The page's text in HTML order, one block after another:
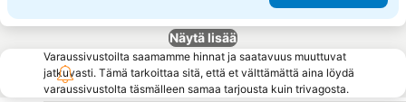
Näytä lisää
Varaussivustoilta saamamme hinnat ja saatavuus muuttuvat
jatkuvasti. Tämä tarkoittaa sitä, että et välttämättä aina löydä
varaussivustolta täsmälleen samaa tarjousta kuin trivagosta.